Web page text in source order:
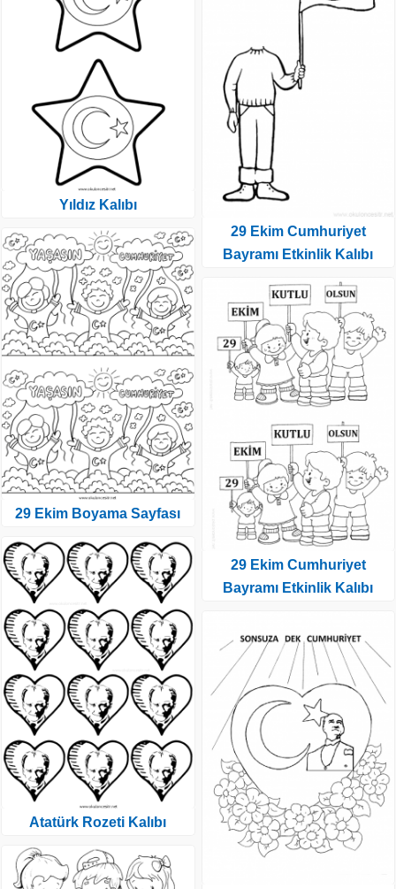
Yıldız Kalıbı
29 Ekim Boyama Sayfası
Atatürk Rozeti Kalıbı
29 Ekim Cumhuriyet
Bayramı Etkinlik Kalıbı
29 Ekim Cumhuriyet
Bayramı Etkinlik Kalıbı